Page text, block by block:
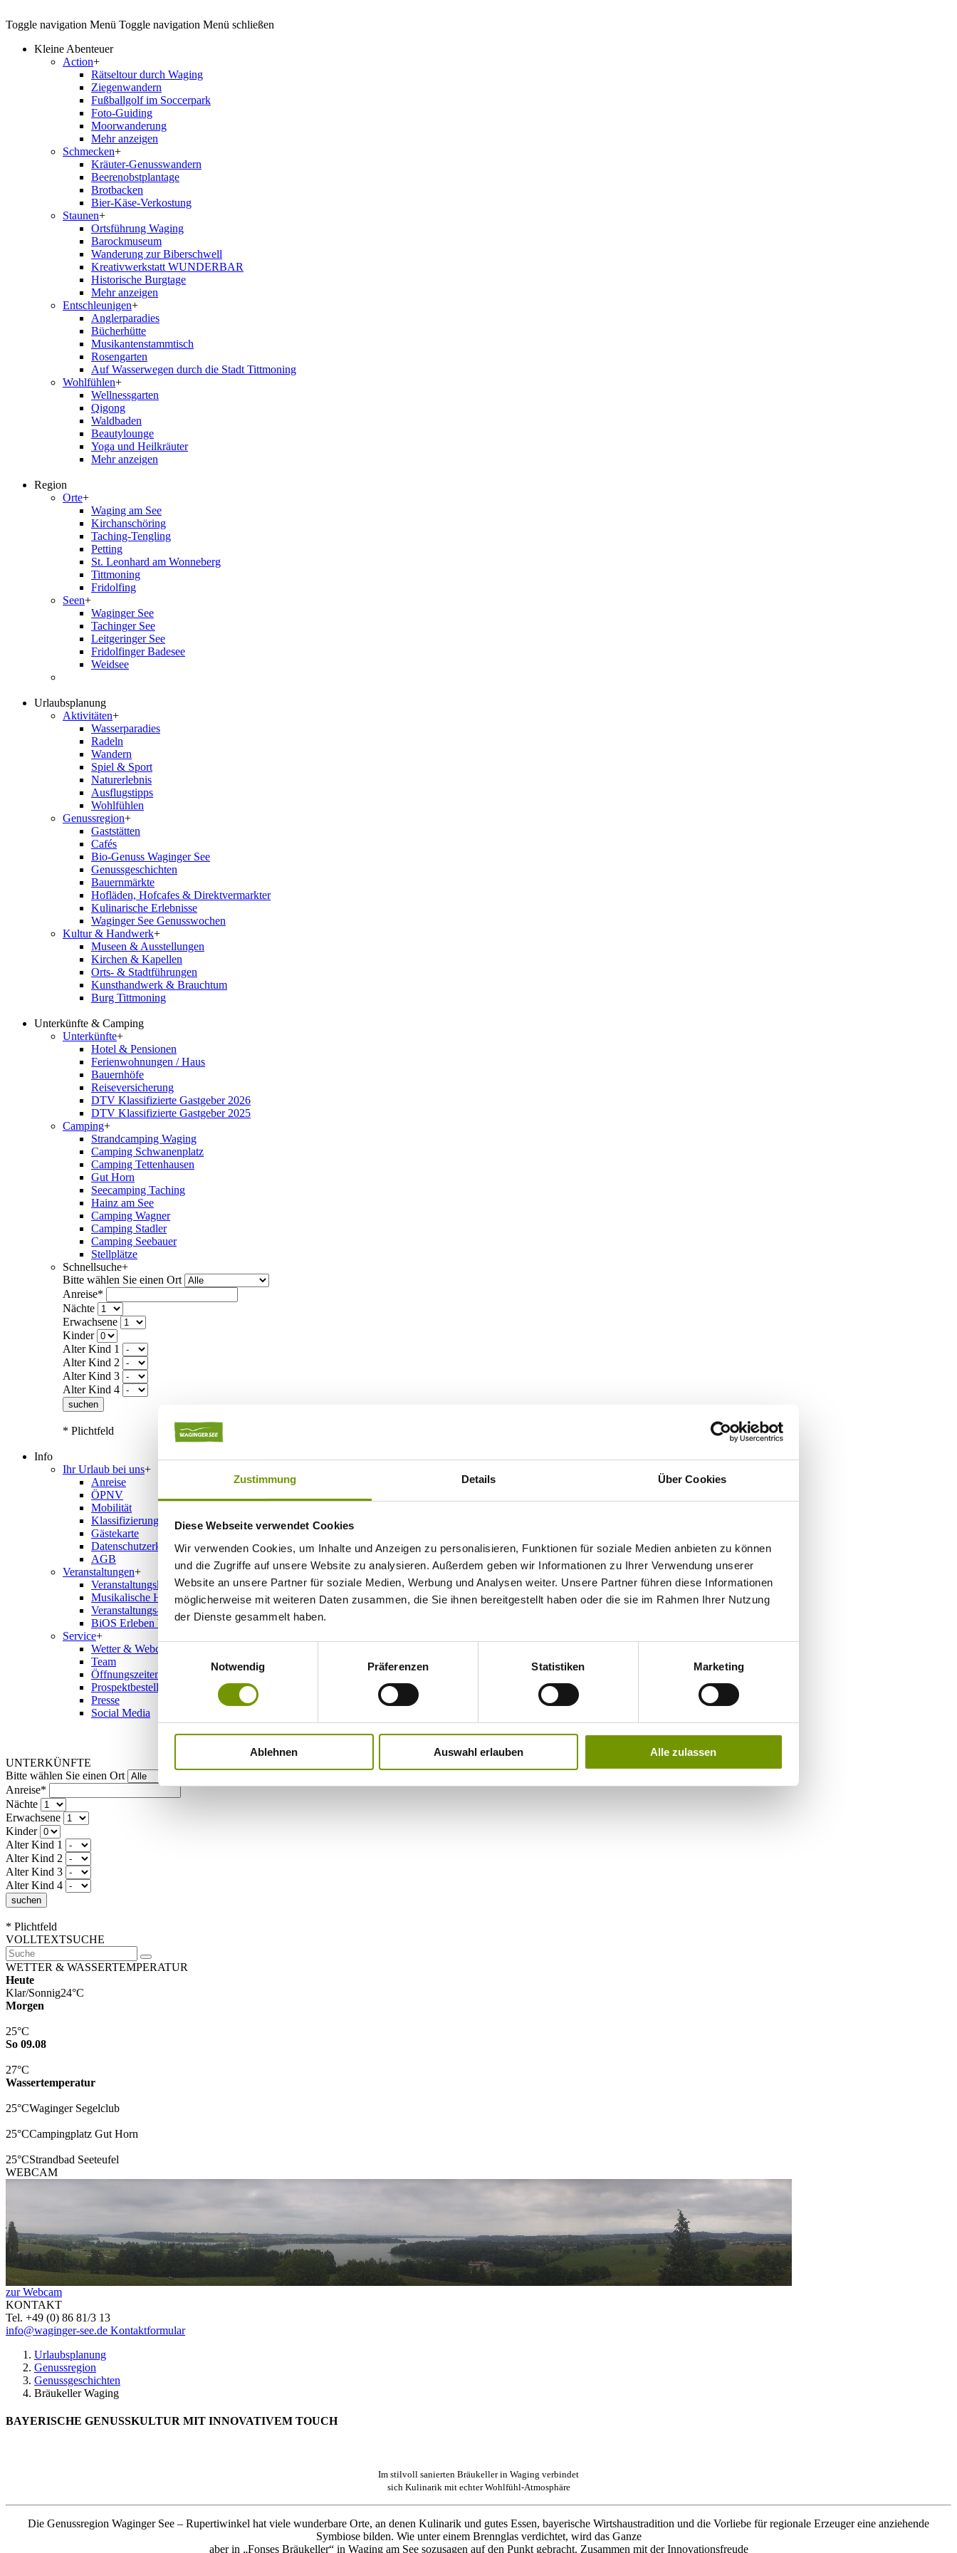
Zustimmung Details Über Cookies
Diese Webseite verwendet Cookies
Wir verwenden Cookies, um Inhalte und Anzeigen zu personalisieren, Funktionen für soziale Medien anbieten zu können
und die Zugriffe auf unsere Website zu analysieren. Außerdem geben wir Informationen zu Ihrer Verwendung unserer
Website an unsere Partner für soziale Medien, Werbung und Analysen weiter. Unsere Partner führen diese Informationen
möglicherweise mit weiteren Daten zusammen, die Sie ihnen bereitgestellt haben oder die sie im Rahmen Ihrer Nutzung
der Dienste gesammelt haben.
Einwilligungsauswahl
Notwendig
Präferenzen Statistiken Marketing
Ablehnen Auswahl erlauben Alle zulassen
Toggle navigation Menü Toggle navigation Menü schließen
Kleine Abenteuer
Action+
Rätseltour durch Waging
Ziegenwandern
Fußballgolf im Soccerpark
Foto-Guiding
Moorwanderung
Mehr anzeigen
Schmecken+
Kräuter-Genusswandern
Beerenobstplantage
Brotbacken
Bier-Käse-Verkostung
Staunen+
Ortsführung Waging
Barockmuseum
Wanderung zur Biberschwell
Kreativwerkstatt WUNDERBAR
Historische Burgtage
Mehr anzeigen
Entschleunigen+
Anglerparadies
Bücherhütte
Musikantenstammtisch
Rosengarten
Auf Wasserwegen durch die Stadt Tittmoning
Wohlfühlen+
Wellnessgarten
Qigong
Waldbaden
Beautylounge
Yoga und Heilkräuter
Mehr anzeigen
Region
Orte+
Waging am See
Kirchanschöring
Taching-Tengling
Petting
St. Leonhard am Wonneberg
Tittmoning
Fridolfing
Seen+
Waginger See
Tachinger See
Leitgeringer See
Fridolfinger Badesee
Weidsee
Urlaubsplanung
Aktivitäten+
Wasserparadies
Radeln
Wandern
Spiel & Sport
Naturerlebnis
Ausflugstipps
Wohlfühlen
Genussregion+
Gaststätten
Cafés
Bio-Genuss Waginger See
Genussgeschichten
Bauernmärkte
Hofläden, Hofcafes & Direktvermarkter
Kulinarische Erlebnisse
Waginger See Genusswochen
Kultur & Handwerk+
Museen & Ausstellungen
Kirchen & Kapellen
Orts- & Stadtführungen
Kunsthandwerk & Brauchtum
Burg Tittmoning
Unterkünfte & Camping
Unterkünfte+
Hotel & Pensionen
Ferienwohnungen / Haus
Bauernhöfe
Reiseversicherung
DTV Klassifizierte Gastgeber 2026
DTV Klassifizierte Gastgeber 2025
Camping+
Strandcamping Waging
Camping Schwanenplatz
Camping Tettenhausen
Gut Horn
Seecamping Taching
Hainz am See
Camping Wagner
Camping Stadler
Camping Seebauer
Stellplätze
Schnellsuche+
Bitte wählen Sie einen Ort
Anreise*
Nächte
Erwachsene
Kinder
Alter Kind 1
Alter Kind 2
Alter Kind 3
Alter Kind 4
suchen
* Plichtfeld
Info
Ihr Urlaub bei uns+
Anreise
ÖPNV
Mobilität
Klassifizierung
Gästekarte
Datenschutzerklärung IRS18
AGB
Veranstaltungen+
Veranstaltungskalender
Musikalische Highlights
Veranstaltungs-Highlights
BiOS Erleben Veranstaltungen
Service+
Wetter & Webcams
Team
Öffnungszeiten
Prospektbestellung
Presse
Social Media
UNTERKÜNFTE
Bitte wählen Sie einen Ort
Anreise*
Nächte
Erwachsene
Kinder
Alter Kind 1
Alter Kind 2
Alter Kind 3
Alter Kind 4
suchen
* Plichtfeld
VOLLTEXTSUCHE
WETTER & WASSERTEMPERATUR
Heute
Klar/Sonnig24°C
Morgen
25°C
So 09.08
27°C
Wassertemperatur
25°CWaginger Segelclub
25°CCampingplatz Gut Horn
25°CStrandbad Seeteufel
WEBCAM
zur Webcam
KONTAKT
Tel. +49 (0) 86 81/3 13
info@waginger-see.de Kontaktformular
Urlaubsplanung
Genussregion
Genussgeschichten
Bräukeller Waging
BAYERISCHE GENUSSKULTUR MIT INNOVATIVEM TOUCH
Im stilvoll sanierten Bräukeller in Waging verbindet
sich Kulinarik mit echter Wohlfühl-Atmosphäre
Die Genussregion Waginger See – Rupertiwinkel hat viele wunderbare Orte, an denen Kulinarik und gutes Essen, bayerische Wirtshaustradition und die Vorliebe für regionale Erzeuger eine anziehende
Symbiose bilden. Wie unter einem Brennglas verdichtet, wird das Ganze
aber in „Fonses Bräukeller“ in Waging am See sozusagen auf den Punkt gebracht. Zusammen mit der Innovationsfreude